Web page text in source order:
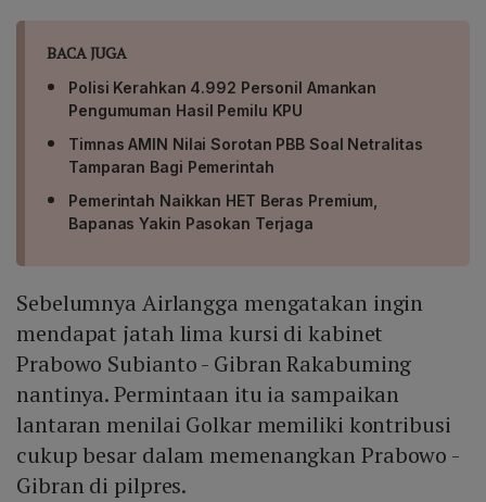
BACA JUGA
Polisi Kerahkan 4.992 Personil Amankan
Pengumuman Hasil Pemilu KPU
Timnas AMIN Nilai Sorotan PBB Soal Netralitas
Tamparan Bagi Pemerintah
Pemerintah Naikkan HET Beras Premium,
Bapanas Yakin Pasokan Terjaga
Sebelumnya Airlangga mengatakan ingin
mendapat jatah lima kursi di kabinet
Prabowo Subianto - Gibran Rakabuming
nantinya. Permintaan itu ia sampaikan
lantaran menilai Golkar memiliki kontribusi
cukup besar dalam memenangkan Prabowo -
Gibran di pilpres.